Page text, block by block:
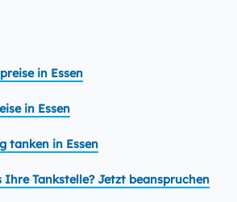
in Essen
in Essen
tanken in Essen
Ihre Tankstelle? Jetzt beanspruchen